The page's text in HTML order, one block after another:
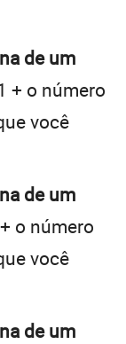
de um
+ o número
você
de um
o número
você
de um